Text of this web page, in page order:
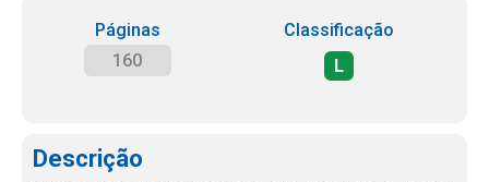
Páginas
160
Classificação
L
Descrição